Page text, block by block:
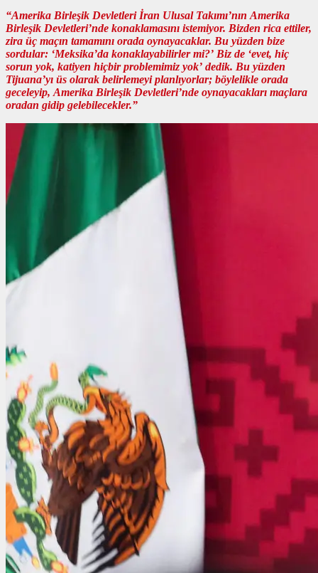
“Amerika Birleşik Devletleri İran Ulusal Takımı’nın Amerika
Birleşik Devletleri’nde konaklamasını istemiyor. Bizden rica ettiler,
zira üç maçın tamamını orada oynayacaklar. Bu yüzden bize
sordular: ‘Meksika’da konaklayabilirler mi?’ Biz de ‘evet, hiç
sorun yok, katiyen hiçbir problemimiz yok’ dedik. Bu yüzden
Tijuana’yı üs olarak belirlemeyi planlıyorlar; böylelikle orada
geceleyip, Amerika Birleşik Devletleri’nde oynayacakları maçlara
oradan gidip gelebilecekler.”